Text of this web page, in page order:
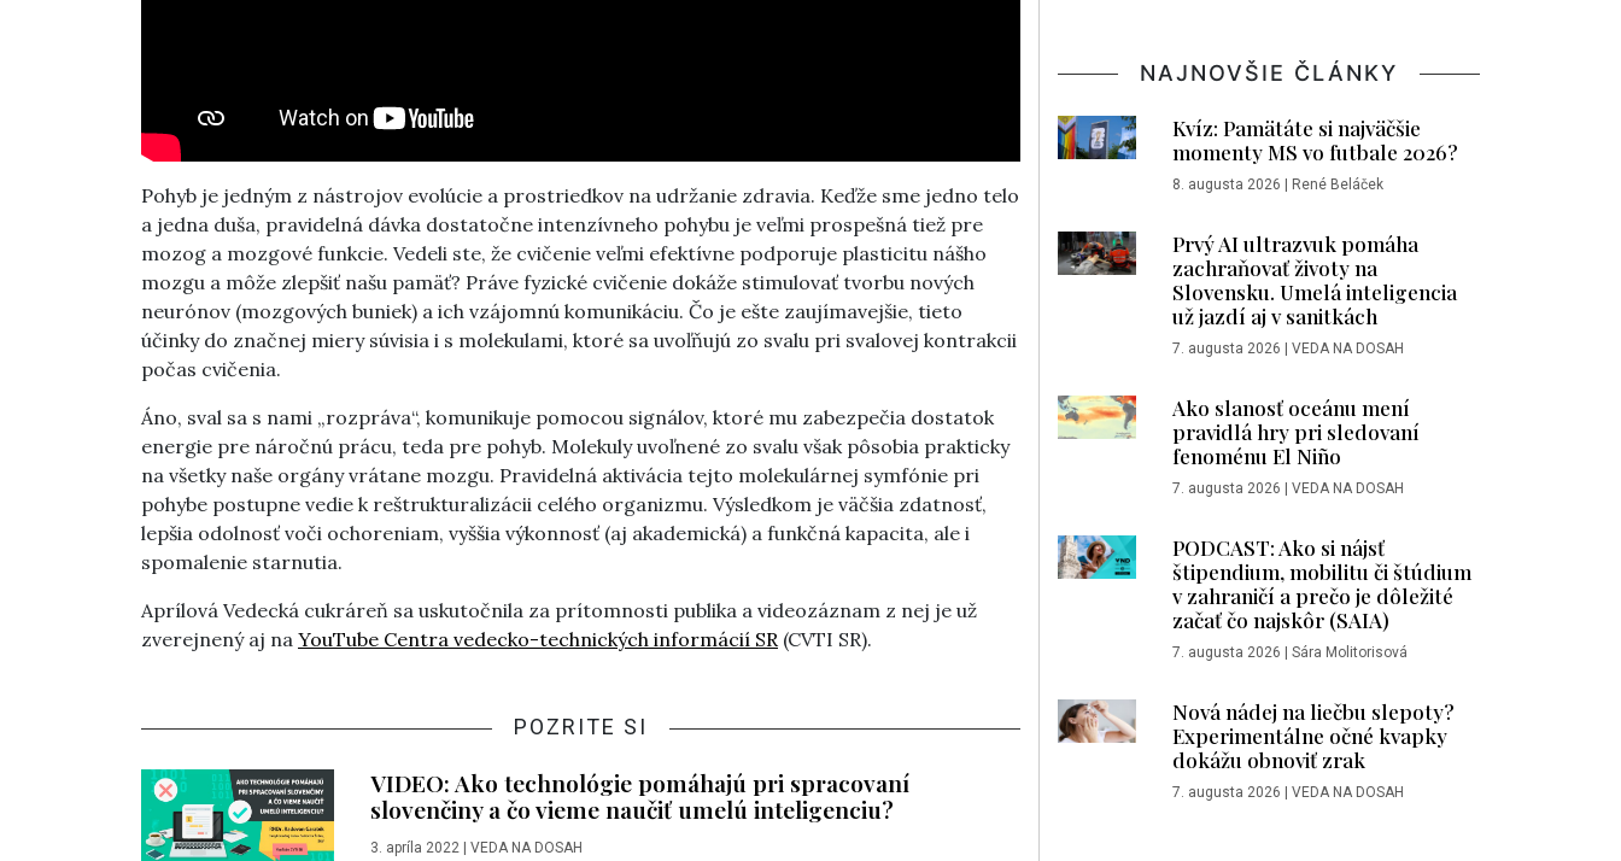
Pohyb je jedným z nástrojov evolúcie a prostriedkov na udržanie zdravia. Keďže sme jedno telo
a jedna duša, pravidelná dávka dostatočne intenzívneho pohybu je veľmi prospešná tiež pre
mozog a mozgové funkcie. Vedeli ste, že cvičenie veľmi efektívne podporuje plasticitu nášho
mozgu a môže zlepšiť našu pamäť? Práve fyzické cvičenie dokáže stimulovať tvorbu nových
neurónov (mozgových buniek) a ich vzájomnú komunikáciu. Čo je ešte zaujímavejšie, tieto
účinky do značnej miery súvisia i s molekulami, ktoré sa uvoľňujú zo svalu pri svalovej kontrakcii
počas cvičenia.
Áno, sval sa s nami „rozpráva“, komunikuje pomocou signálov, ktoré mu zabezpečia dostatok
energie pre náročnú prácu, teda pre pohyb. Molekuly uvoľnené zo svalu však pôsobia prakticky
na všetky naše orgány vrátane mozgu. Pravidelná aktivácia tejto molekulárnej symfónie pri
pohybe postupne vedie k reštrukturalizácii celého organizmu. Výsledkom je väčšia zdatnosť,
lepšia odolnosť voči ochoreniam, vyššia výkonnosť (aj akademická) a funkčná kapacita, ale i
spomalenie starnutia.
Aprílová Vedecká cukráreň sa uskutočnila za prítomnosti publika a videozáznam z nej je už
zverejnený aj na YouTube Centra vedecko-technických informácií SR (CVTI SR).
POZRITE SI
VIDEO: Ako technológie pomáhajú pri spracovaní
slovenčiny a čo vieme naučiť umelú inteligenciu?
3. apríla 2022| VEDA NA DOSAH
NAJNOVŠIE ČLÁNKY
Kvíz: Pamätáte si najväčšie
momenty MS vo futbale 2026?
8. augusta 2026 | René Beláček
Prvý AI ultrazvuk pomáha
zachraňovať životy na
Slovensku. Umelá inteligencia
už jazdí aj v sanitkách
7. augusta 2026 | VEDA NA DOSAH
Ako slanosť oceánu mení
pravidlá hry pri sledovaní
fenoménu El Niño
7. augusta 2026 | VEDA NA DOSAH
PODCAST: Ako si nájsť
štipendium, mobilitu či štúdium
v zahraničí a prečo je dôležité
začať čo najskôr (SAIA)
7. augusta 2026 | Sára Molitorisová
Nová nádej na liečbu slepoty?
Experimentálne očné kvapky
dokážu obnoviť zrak
7. augusta 2026 | VEDA NA DOSAH